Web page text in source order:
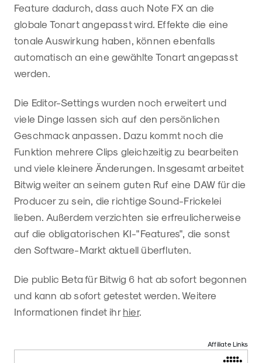
Feature dadurch, dass auch Note FX an die
globale Tonart angepasst wird. Effekte die eine
tonale Auswirkung haben, können ebenfalls
automatisch an eine gewählte Tonart angepasst
werden.
Die Editor-Settings wurden noch erweitert und
viele Dinge lassen sich auf den persönlichen
Geschmack anpassen. Dazu kommt noch die
Funktion mehrere Clips gleichzeitig zu bearbeiten
und viele kleinere Änderungen. Insgesamt arbeitet
Bitwig weiter an seinem guten Ruf eine DAW für die
Producer zu sein, die richtige Sound-Frickelei
lieben. Außerdem verzichten sie erfreulicherweise
auf die obligatorischen KI-"Features", die sonst
den Software-Markt aktuell überfluten.
Die public Beta für Bitwig 6 hat ab sofort begonnen
und kann ab sofort getestet werden. Weitere
Informationen findet ihr hier.
Affiliate Links